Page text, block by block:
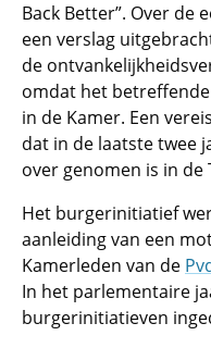
Back Better”. Over de
een verslag
de
omdat het
in de Kamer. Een
dat in de laatste twee
over genomen is in de
Het burgerinitiatief
aanleiding van een
Kamerleden van de
In het parlementaire
burgerinitiatieven